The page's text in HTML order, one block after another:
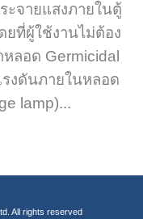
ะจายแสงภายในตู้
ที่ผู้ใช้งานไม่ต้อง
ลอด Germicidal
งดันภายในหลอด
lamp)...
All rights reserved